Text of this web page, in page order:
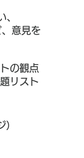
、
意見を
の観点
リスト